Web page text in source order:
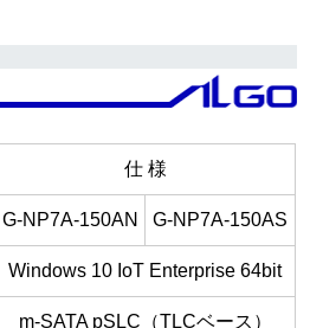
仕 様
G-NP7A-150AN G-NP7A-150AS
Windows 10 IoT Enterprise 64bit
m-SATA pSLC（TLCベース）